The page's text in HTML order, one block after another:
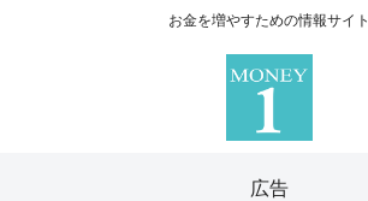
お金を増やすための情報サイト
広告